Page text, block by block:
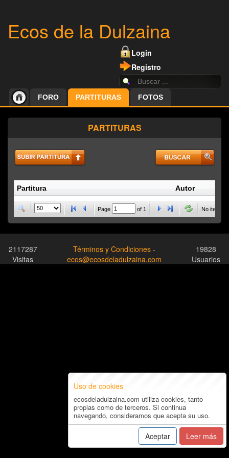
Ecos de la Dulzaina
Login
Registro
FORO PARTITURAS FOTOS
PARTITURAS
Partitura Autor
Page of 1 No items
2117287
Visitas
Términos y Condiciones -
ecos@ecosdeladulzaina.com
19828
Usuarios
Uso de cookies
ecosdeladulzaina.com utiliza cookies, tanto
propias como de terceros. Si continua
navegando, consideramos que acepta su uso.
Aceptar Leer más